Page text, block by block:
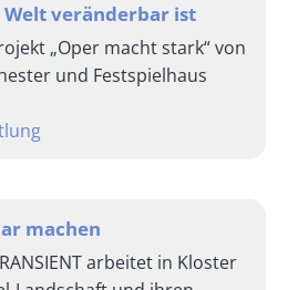
Welt veränderbar ist
„Oper macht stark“ von
und Festspielhaus
machen
arbeitet in Kloster